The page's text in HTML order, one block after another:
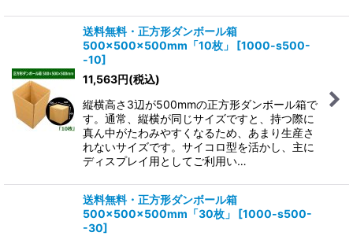
送料無料・正方形ダンボール箱
500×500×500mm「10枚」
[1000-s500-
-10]
11,563円(税込)
縦横高さ3辺が500mmの正方形ダンボール箱で
す。通常、縦横が同じサイズですと、持つ際に
真ん中がたわみやすくなるため、あまり生産さ
れないサイズです。サイコロ型を活かし、主に
ディスプレイ用としてご利用い…
送料無料・正方形ダンボール箱
500×500×500mm「30枚」
[1000-s500-
-30]